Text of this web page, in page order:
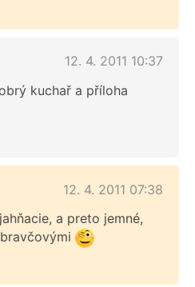
12. 4. 2011 10:37
kuchař a příloha
12. 4. 2011 07:38
a preto jemné,